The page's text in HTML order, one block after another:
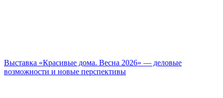
Выставка «Красивые дома. Весна 2026» — деловые
возможности и новые перспективы